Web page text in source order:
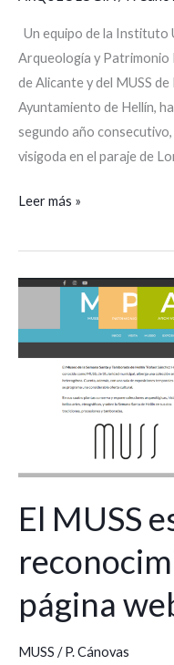
Un equipo de la Instituto
Arqueología y Patrimonio
de Alicante y del MUSS
Ayuntamiento de Hellín,
segundo año
visigoda en el paraje de
Leer más »
El MUSS
página
MUSS /P. Cánovas
El
reconocimiento